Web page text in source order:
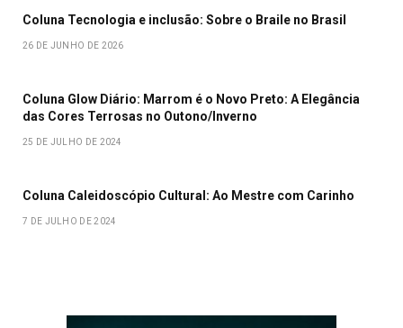
Coluna Tecnologia e inclusão: Sobre o Braile no Brasil
26 DE JUNHO DE 2026
Coluna Glow Diário: Marrom é o Novo Preto: A Elegância
das Cores Terrosas no Outono/Inverno
25 DE JULHO DE 2024
Coluna Caleidoscópio Cultural: Ao Mestre com Carinho
7 DE JULHO DE 2024